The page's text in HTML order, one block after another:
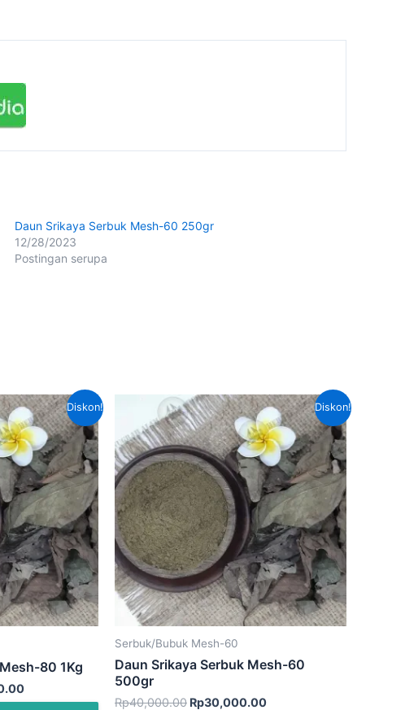
Daun Srikaya Serbuk Mesh-60 250gr
12/28/2023
Postingan serupa
Diskon!
80 1Kg
Harga
saat
ini
adalah:
Rp70,000.00.
Diskon!
Serbuk/Bubuk Mesh-60
Daun Srikaya Serbuk Mesh-60
500gr
Rp40,000.00
Harga
aslinya
adalah:
Rp40,000.00.
Rp30,000.00
Harga
saat
ini
adalah:
Rp30,000.00.